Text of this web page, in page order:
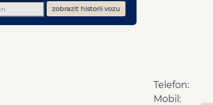
zobrazit historii vozu
Telefon:
Mobil: